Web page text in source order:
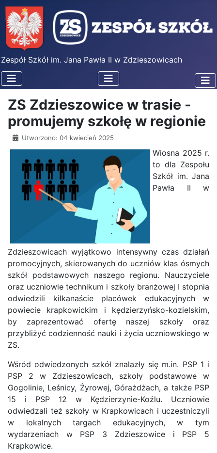
Zespół Szkół im. Jana Pawła II w Zdzieszowicach
ZS Zdzieszowice w trasie -
promujemy szkołę w regionie
Utworzono: 04 kwiecień 2025
Wiosna 2025 r.
to dla Zespołu
Szkół im. Jana
Pawła II w
Zdzieszowicach wyjątkowo intensywny czas działań
promocyjnych, skierowanych do uczniów klas ósmych
szkół podstawowych naszego regionu. Nauczyciele
oraz uczniowie technikum i szkoły branżowej I stopnia
odwiedzili kilkanaście placówek edukacyjnych w
powiecie krapkowickim i kędzierzyńsko-kozielskim,
by zaprezentować ofertę naszej szkoły oraz
przybliżyć codzienność nauki i życia uczniowskiego w
ZS.
Wśród odwiedzonych szkół znalazły się m.in. PSP 1 i
PSP 2 w Zdzieszowicach, szkoły podstawowe w
Gogolinie, Leśnicy, Żyrowej, Górażdżach, a także PSP
15 i PSP 12 w Kędzierzynie-Koźlu. Uczniowie
odwiedzali też szkoły w Krapkowicach i uczestniczyli
w lokalnych targach edukacyjnych, w tym
wydarzeniach w PSP 3 Zdzieszowice i PSP 5
Krapkowice.